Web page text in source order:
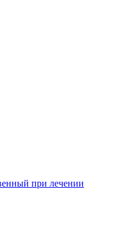
при лечении